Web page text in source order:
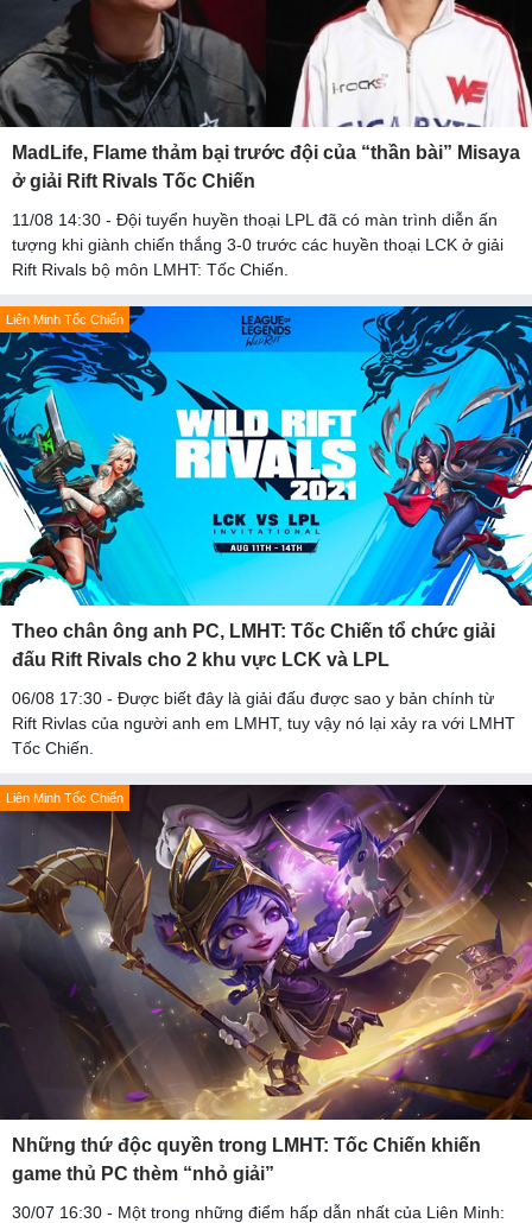
MadLife, Flame thảm bại trước đội của “thần bài” Misaya
ở giải Rift Rivals Tốc Chiến
11/08 14:30 - Đội tuyển huyền thoại LPL đã có màn trình diễn ấn
tượng khi giành chiến thắng 3-0 trước các huyền thoại LCK ở giải
Rift Rivals bộ môn LMHT: Tốc Chiến.
Liên Minh Tốc Chiến
Theo chân ông anh PC, LMHT: Tốc Chiến tổ chức giải
đấu Rift Rivals cho 2 khu vực LCK và LPL
06/08 17:30 - Được biết đây là giải đấu được sao y bản chính từ
Rift Rivlas của người anh em LMHT, tuy vậy nó lại xảy ra với LMHT
Tốc Chiến.
Liên Minh Tốc Chiến
Những thứ độc quyền trong LMHT: Tốc Chiến khiến
game thủ PC thèm “nhỏ giải”
30/07 16:30 - Một trong những điểm hấp dẫn nhất của Liên Minh: